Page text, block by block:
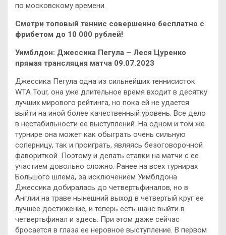
по московскому времени.
Смотри топовый теннис совершенно бесплатно с
фрибетом до 10 000 рублей!
Уимблдон: Джессика Пегула – Леся Цуренко
прямая трансляция матча 09.07.2023
Джессика Пегула одна из сильнейших теннисисток
WTA Tour, она уже длительное время входит в десятку
лучших мирового рейтинга, но пока ей не удается
выйти на иной более качественный уровень. Все дело
в нестабильности ее выступлений. На одном и том же
турнире она может как обыграть очень сильную
соперницу, так и проиграть, являясь безоговорочной
фавориткой. Поэтому и делать ставки на матчи с ее
участием довольно сложно. Ранее на всех турнирах
Большого шлема, за исключением Уимблдона
Джессика добиралась до четвертьфиналов, но в
Англии на траве нынешний выход в четвертый круг ее
лучшее достижение, и теперь есть шанс выйти в
четвертьфинал и здесь. При этом даже сейчас
бросается в глаза ее неровное выступление. В первом